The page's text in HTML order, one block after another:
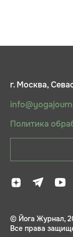
г. Москва,
Политика
© Йога Журнал,
Все права